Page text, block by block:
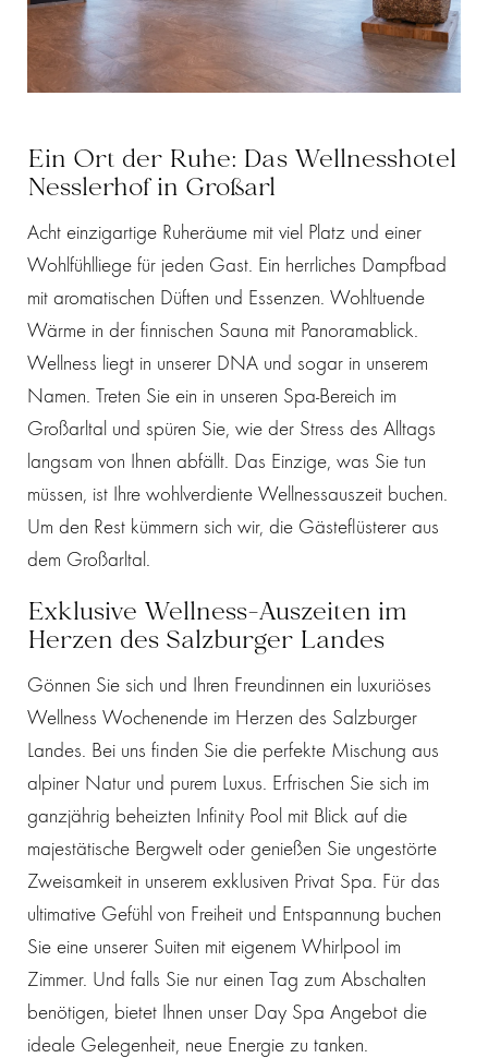
Ein Ort der Ruhe: Das Wellnesshotel
Nesslerhof in Großarl
Acht einzigartige Ruheräume mit viel Platz und einer
Wohlfühlliege für jeden Gast. Ein herrliches Dampfbad
mit aromatischen Düften und Essenzen. Wohltuende
Wärme in der finnischen Sauna mit Panoramablick.
Wellness liegt in unserer DNA und sogar in unserem
Namen. Treten Sie ein in unseren Spa-Bereich im
Großarltal und spüren Sie, wie der Stress des Alltags
langsam von Ihnen abfällt. Das Einzige, was Sie tun
müssen, ist Ihre wohlverdiente Wellnessauszeit buchen.
Um den Rest kümmern sich wir, die Gästeflüsterer aus
dem Großarltal.
Exklusive Wellness-Auszeiten im
Herzen des Salzburger Landes
Gönnen Sie sich und Ihren Freundinnen ein luxuriöses
Wellness Wochenende im Herzen des Salzburger
Landes. Bei uns finden Sie die perfekte Mischung aus
alpiner Natur und purem Luxus. Erfrischen Sie sich im
ganzjährig beheizten Infinity Pool mit Blick auf die
majestätische Bergwelt oder genießen Sie ungestörte
Zweisamkeit in unserem exklusiven Privat Spa. Für das
ultimative Gefühl von Freiheit und Entspannung buchen
Sie eine unserer Suiten mit eigenem Whirlpool im
Zimmer. Und falls Sie nur einen Tag zum Abschalten
benötigen, bietet Ihnen unser Day Spa Angebot die
ideale Gelegenheit, neue Energie zu tanken.